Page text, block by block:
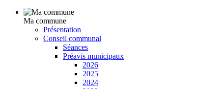
Ma commune
Présentation
Conseil communal
Séances
Préavis municipaux
2026
2025
2024